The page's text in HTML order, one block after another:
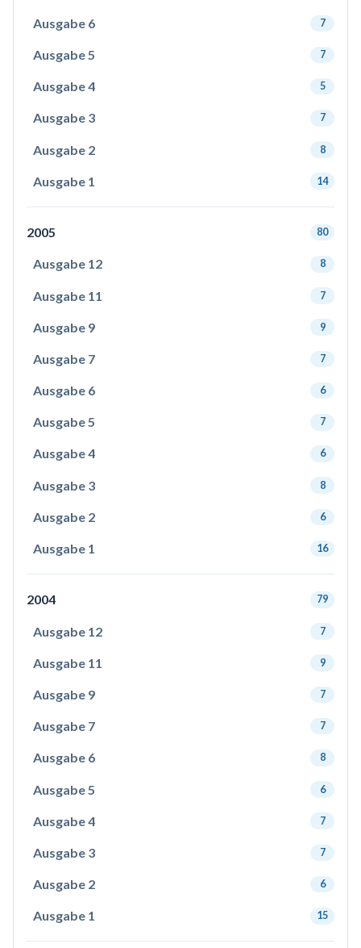
Ausgabe 6 7
Ausgabe 5 7
Ausgabe 4 5
Ausgabe 3 7
Ausgabe 2 8
Ausgabe 1 14
2005 80
Ausgabe 12 8
Ausgabe 11 7
Ausgabe 9 9
Ausgabe 7 7
Ausgabe 6 6
Ausgabe 5 7
Ausgabe 4 6
Ausgabe 3 8
Ausgabe 2 6
Ausgabe 1 16
2004 79
Ausgabe 12 7
Ausgabe 11 9
Ausgabe 9 7
Ausgabe 7 7
Ausgabe 6 8
Ausgabe 5 6
Ausgabe 4 7
Ausgabe 3 7
Ausgabe 2 6
Ausgabe 1 15